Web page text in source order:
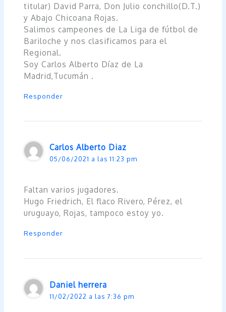
titular) David Parra, Don Julio conchillo(D.T.)
y Abajo Chicoana Rojas.
Salimos campeones de La Liga de fútbol de
Bariloche y nos clasificamos para el
Regional.
Soy Carlos Alberto Díaz de La
Madrid,Tucumán .
Responder
Carlos Alberto Diaz
05/06/2021 a las 11:23 pm
Faltan varios jugadores.
Hugo Friedrich, El flaco Rivero, Pérez, el
uruguayo, Rojas, tampoco estoy yo.
Responder
Daniel herrera
11/02/2022 a las 7:36 pm